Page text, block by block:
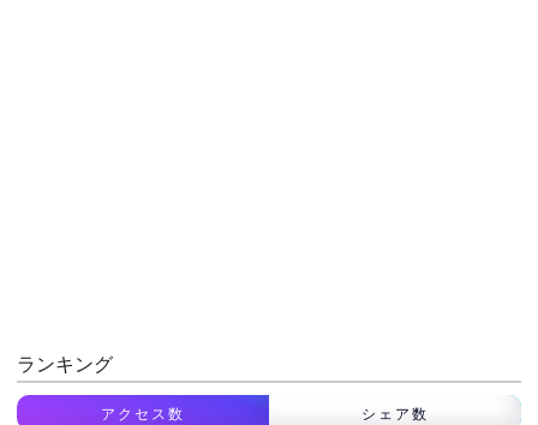
ランキング
アクセス数 シェア数